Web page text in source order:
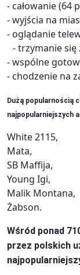
- całowanie (64
- wyjścia na
- oglądanie
- trzymanie się
- wspólne
- chodzenie na
Dużą popularnością
najpopularniejszych
White 2115,
Mata,
SB Maffija,
Young Igi,
Malik Montana,
Żabson.
Wśród ponad
przez polskich